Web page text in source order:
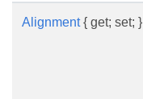
Alignment{ get; set; }